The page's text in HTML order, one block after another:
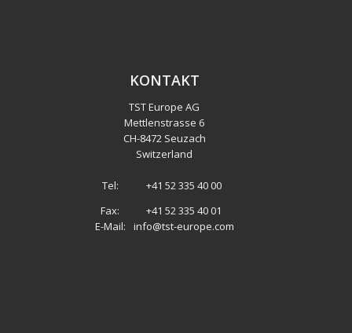
KONTAKT
TST Europe AG
Mettlenstrasse 6
CH-8472 Seuzach
Switzerland
Tel:
+41 52 335 40 00
Fax:
+41 52 335 40 01
E-Mail:
info@tst-europe.com